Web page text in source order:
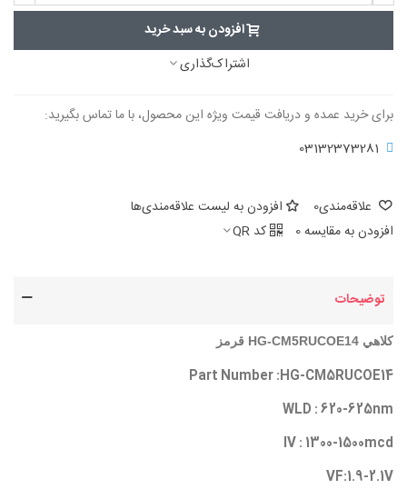
افزودن به سبد خرید
اشتراک‌گذاری
برای خرید عمده و دریافت قیمت ویژه این محصول، با ما تماس بگیرید:
03132373281
علاقه‌مندی0
افزودن به لیست علاقه‌مندی‌ها
افزودن به مقایسه0 کد QR
توضیحات
کلاهي HG-CM5RUCOE14 قرمز
Part Number :HG-CM5RUCOE14
WLD : 620-625nm
IV : 1300-1500mcd
VF:1.9-2.1V